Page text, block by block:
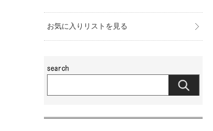
お気に入りリストを見る